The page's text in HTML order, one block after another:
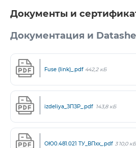
Документы и
Документация и
Fuse (link)_.pdf 442,2 кБ
izdeliya_ЗПЗР_.pdf 143,8 кБ
ОЮ0.481.021 ТУ_ВПхх_.pdf 310,0 кБ